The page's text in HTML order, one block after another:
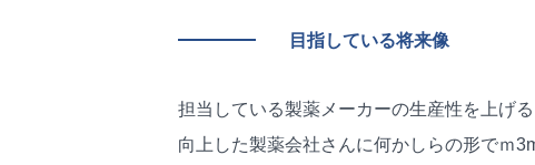
目指している将来像
担当している製薬メーカーの生産性を上げ
向上した製薬会社さんに何かしらの形でｍ